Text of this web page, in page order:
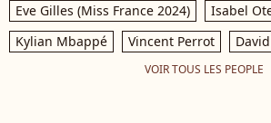
Eve Gilles (Miss France 2024)
Isabel
Kylian Mbappé
Vincent Perrot
VOIR TOUS LES PEOPLE